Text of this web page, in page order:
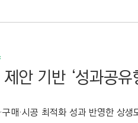
안 기반 ‘성과공
매·시공 최적화 성과 반영한 상